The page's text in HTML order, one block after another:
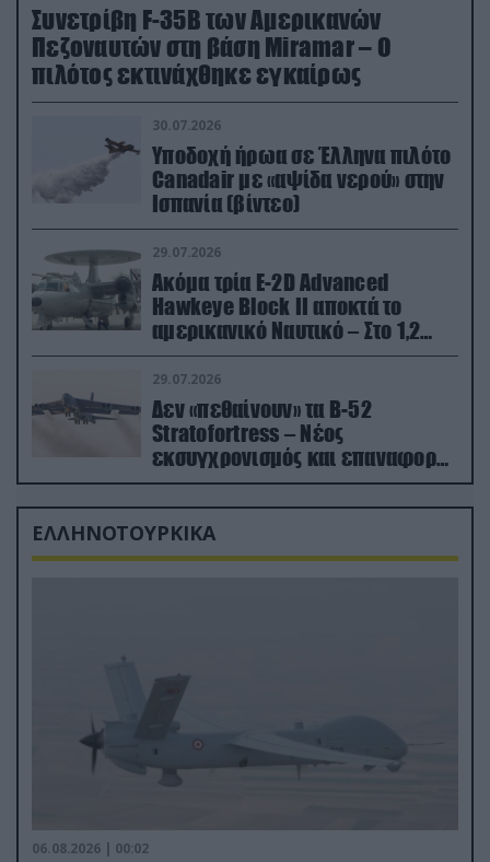
Συνετρίβη F-35B των Αμερικανών
Πεζοναυτών στη βάση Miramar – Ο
πιλότος εκτινάχθηκε εγκαίρως
30.07.2026
Υποδοχή ήρωα σε Έλληνα πιλότο
Canadair με «αψίδα νερού» στην
Ισπανία (βίντεο)
29.07.2026
Ακόμα τρία E-2D Advanced
Hawkeye Block II αποκτά το
αμερικανικό Ναυτικό – Στο 1,2
δισ.δολάρια το κόστος
29.07.2026
Δεν «πεθαίνουν» τα Β-52
Stratofortress – Νέος
εκσυγχρονισμός και επαναφορά
από τα «νεκροταφεία»
ΕΛΛΗΝΟΤΟΥΡΚΙΚΑ
06.08.2026 | 00:02